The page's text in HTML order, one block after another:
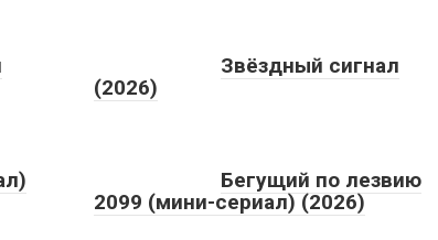
Звёздный сигнал
(2026)
Бегущий по лезвию
2099 (мини-сериал) (2026)